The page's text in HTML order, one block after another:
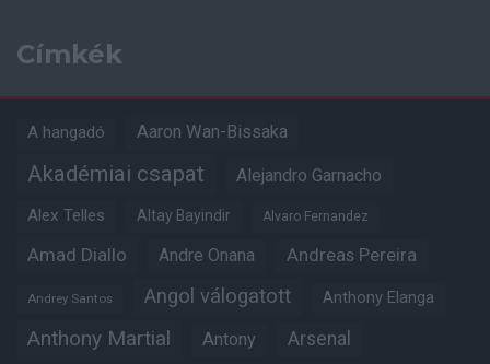
Címkék
A hangadó Aaron Wan-Bissaka
Akadémiai csapat Alejandro Garnacho
Alex Telles Altay Bayindir Alvaro Fernandez
Amad Diallo Andre Onana Andreas Pereira
Andrey Santos Angol válogatott Anthony Elanga
Anthony Martial Antony Arsenal